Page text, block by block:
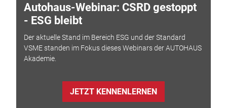
Autohaus-Webinar: CSRD gestoppt
- ESG bleibt
Der aktuelle Stand im Bereich ESG und der Standard
VSME standen im Fokus dieses Webinars der AUTOHAUS
Akademie.
JETZT KENNENLERNEN